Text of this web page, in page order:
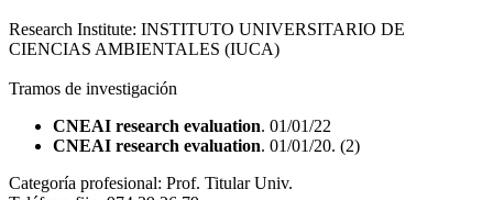
Research Institute: INSTITUTO UNIVERSITARIO DE
CIENCIAS AMBIENTALES (IUCA)
Tramos de investigación
CNEAI research evaluation. 01/01/22
CNEAI research evaluation. 01/01/20. (2)
Categoría profesional: Prof. Titular Univ.